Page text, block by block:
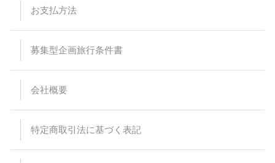
お支払方法
募集型企画旅行条件書
会社概要
特定商取引法に基づく表記